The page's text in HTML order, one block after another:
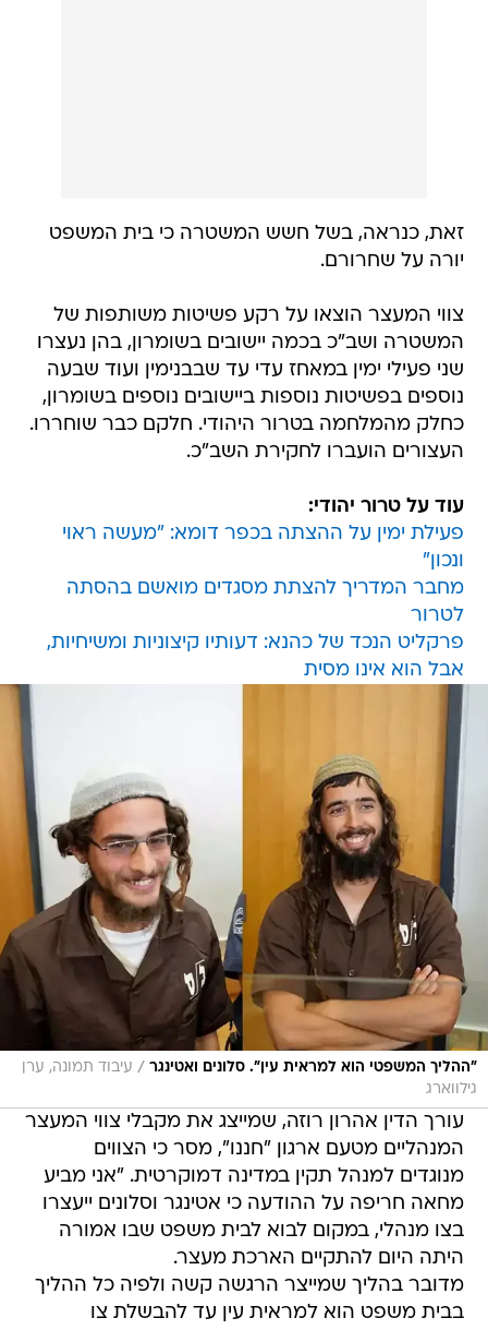
זאת, כנראה, בשל חשש המשטרה כי בית המשפט
יורה על שחרורם.
צווי המעצר הוצאו על רקע פשיטות משותפות של
המשטרה ושב"כ בכמה יישובים בשומרון, בהן נעצרו
שני פעילי ימין במאחז עדי עד שבבנימין ועוד שבעה
נוספים בפשיטות נוספות ביישובים נוספים בשומרון,
כחלק מהמלחמה בטרור היהודי. חלקם כבר שוחררו.
העצורים הועברו לחקירת השב"כ.
עוד על טרור יהודי:
פעילת ימין על ההצתה בכפר דומא: "מעשה ראוי
ונכון"
מחבר המדריך להצתת מסגדים מואשם בהסתה
לטרור
פרקליט הנכד של כהנא: דעותיו קיצוניות ומשיחיות,
אבל הוא אינו מסית
"ההליך המשפטי הוא למראית עין". סלונים ואטינגר / עיבוד תמונה, ערן
גילווארג
עורך הדין אהרון רוזה, שמייצג את מקבלי צווי המעצר
המנהליים מטעם ארגון "חננו", מסר כי הצווים
מנוגדים למנהל תקין במדינה דמוקרטית. "אני מביע
מחאה חריפה על ההודעה כי אטינגר וסלונים ייעצרו
בצו מנהלי, במקום לבוא לבית משפט שבו אמורה
היתה היום להתקיים הארכת מעצר.
מדובר בהליך שמייצר הרגשה קשה ולפיה כל ההליך
בבית משפט הוא למראית עין עד להבשלת צו